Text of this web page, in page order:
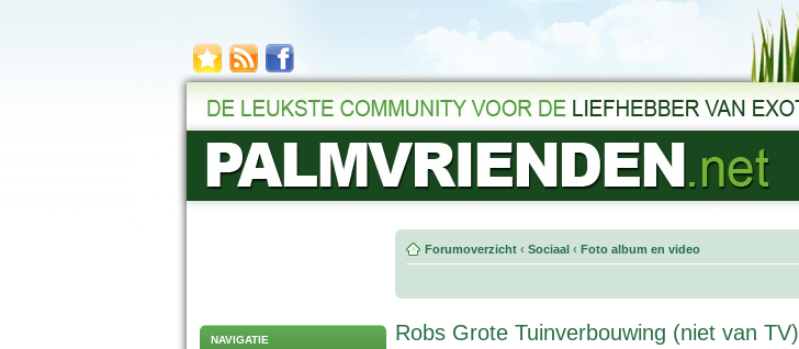
NAVIGATIE
Forumoverzicht ‹ Sociaal ‹ Foto album en video
Robs Grote Tuinverbouwing (niet van TV)